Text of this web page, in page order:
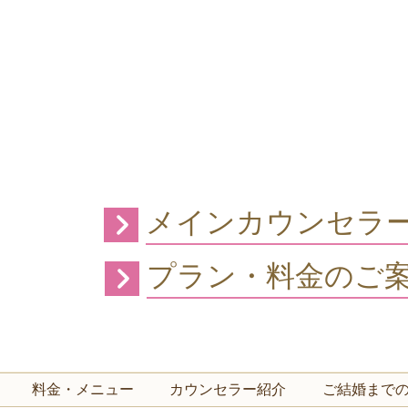
メインカウンセラ
プラン・料金の
料金・メニュー カウンセラー紹介 ご結婚まで